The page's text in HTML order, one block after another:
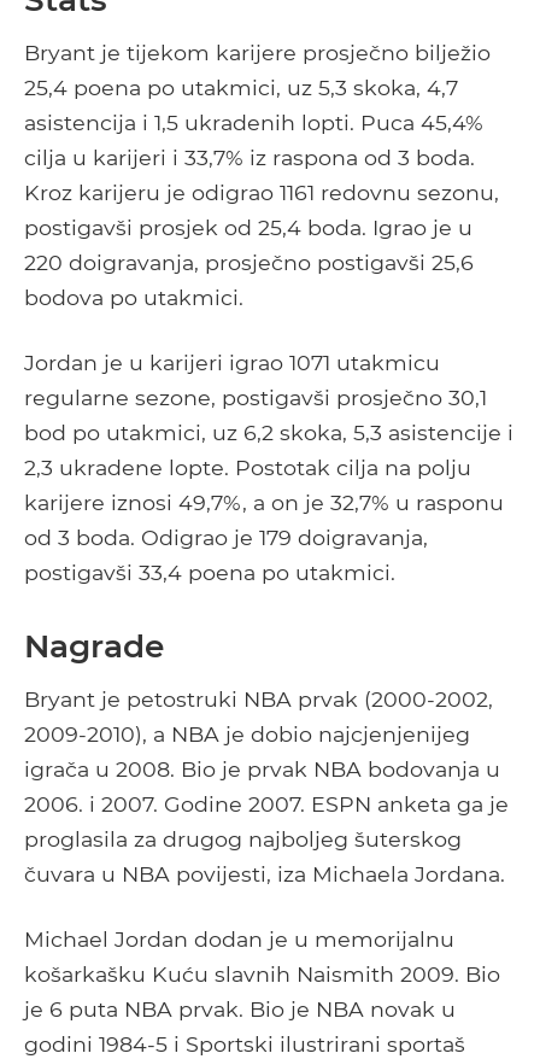
Bryant je tijekom karijere prosječno bilježio
25,4 poena po utakmici, uz 5,3 skoka, 4,7
asistencija i 1,5 ukradenih lopti. Puca 45,4%
cilja u karijeri i 33,7% iz raspona od 3 boda.
Kroz karijeru je odigrao 1161 redovnu sezonu,
postigavši ​​prosjek od 25,4 boda. Igrao je u
220 doigravanja, prosječno postigavši ​​25,6
bodova po utakmici.
Jordan je u karijeri igrao 1071 utakmicu
regularne sezone, postigavši ​​prosječno 30,1
bod po utakmici, uz 6,2 skoka, 5,3 asistencije i
2,3 ukradene lopte. Postotak cilja na polju
karijere iznosi 49,7%, a on je 32,7% u rasponu
od 3 boda. Odigrao je 179 doigravanja,
postigavši ​​33,4 poena po utakmici.
Nagrade
Bryant je petostruki NBA prvak (2000-2002,
2009-2010), a NBA je dobio najcjenjenijeg
igrača u 2008. Bio je prvak NBA bodovanja u
2006. i 2007. Godine 2007. ESPN anketa ga je
proglasila za drugog najboljeg šuterskog
čuvara u NBA povijesti, iza Michaela Jordana.
Michael Jordan dodan je u memorijalnu
košarkašku Kuću slavnih Naismith 2009. Bio
je 6 puta NBA prvak. Bio je NBA novak u
godini 1984-5 i Sportski ilustrirani sportaš